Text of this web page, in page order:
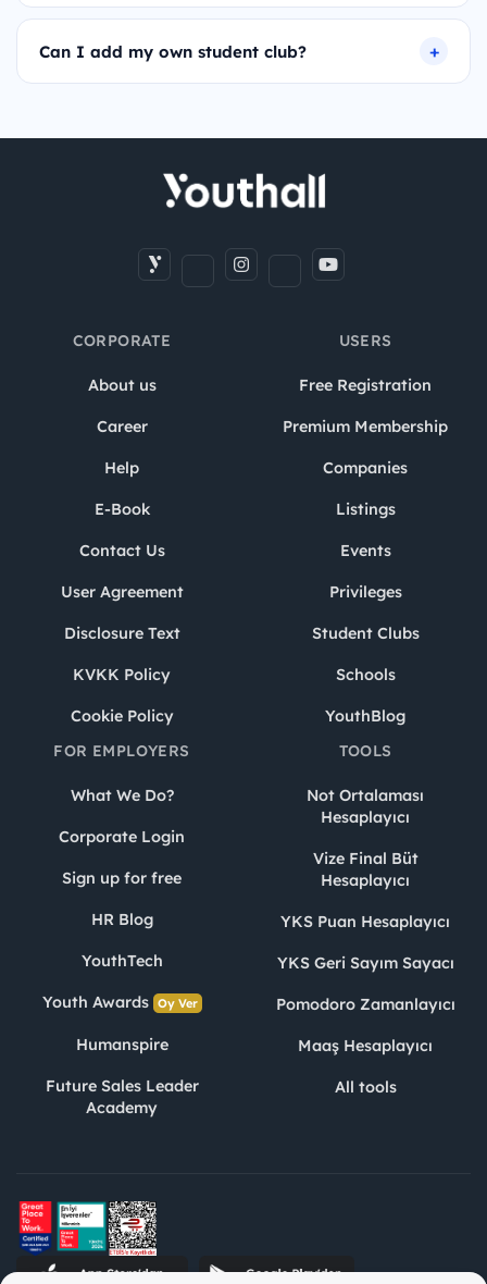
Can I add my own student club?
CORPORATE
About us
Career
Help
E-Book
Contact Us
User Agreement
Disclosure Text
KVKK Policy
Cookie Policy
USERS
Free Registration
Premium Membership
Companies
Listings
Events
Privileges
Student Clubs
Schools
YouthBlog
FOR EMPLOYERS
What We Do?
Corporate Login
Sign up for free
HR Blog
YouthTech
Youth Awards Oy Ver
Humanspire
Future Sales Leader
Academy
TOOLS
Not Ortalaması
Hesaplayıcı
Vize Final Büt
Hesaplayıcı
YKS Puan Hesaplayıcı
YKS Geri Sayım Sayacı
Pomodoro Zamanlayıcı
Maaş Hesaplayıcı
All tools